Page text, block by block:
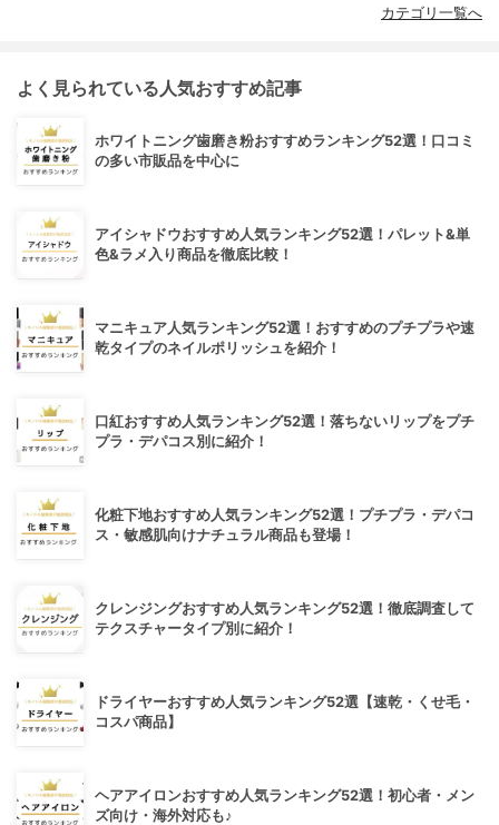
カテゴリ一覧へ
よく見られている人気おすすめ記事
ホワイトニング歯磨き粉おすすめランキング52選！口コミ
の多い市販品を中心に
アイシャドウおすすめ人気ランキング52選！パレット&単
色&ラメ入り商品を徹底比較！
マニキュア人気ランキング52選！おすすめのプチプラや速
乾タイプのネイルポリッシュを紹介！
口紅おすすめ人気ランキング52選！落ちないリップをプチ
プラ・デパコス別に紹介！
化粧下地おすすめ人気ランキング52選！プチプラ・デパコ
ス・敏感肌向けナチュラル商品も登場！
クレンジングおすすめ人気ランキング52選！徹底調査して
テクスチャータイプ別に紹介！
ドライヤーおすすめ人気ランキング52選【速乾・くせ毛・
コスパ商品】
ヘアアイロンおすすめ人気ランキング52選！初心者・メン
ズ向け・海外対応も♪